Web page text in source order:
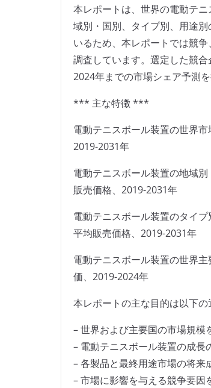
本レポートは、世界の電動テ
域別・国別、タイプ別、用途
いるため、本レポートでは競
調査しています。選定した競
2024年までの市場シェア予測を
*** 主な特徴 ***
電動テニスボール装置の世界
2019-2031年
電動テニスボール装置の地域
販売価格、2019-2031年
電動テニスボール装置のタイ
平均販売価格、2019-2031年
電動テニスボール装置の世界
価、2019-2024年
本レポートの主な目的は以下の
– 世界および主要国の市場規模
– 電動テニスボール装置の成長
– 各製品と最終用途市場の将来
– 市場に影響を与える競争要因